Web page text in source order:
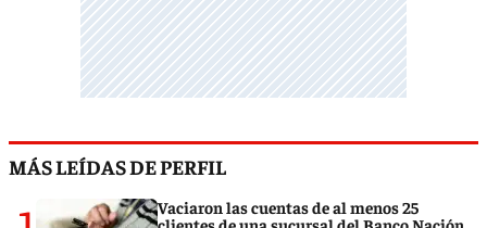
MÁS LEÍDAS DE PERFIL
Vaciaron las cuentas de al menos 25